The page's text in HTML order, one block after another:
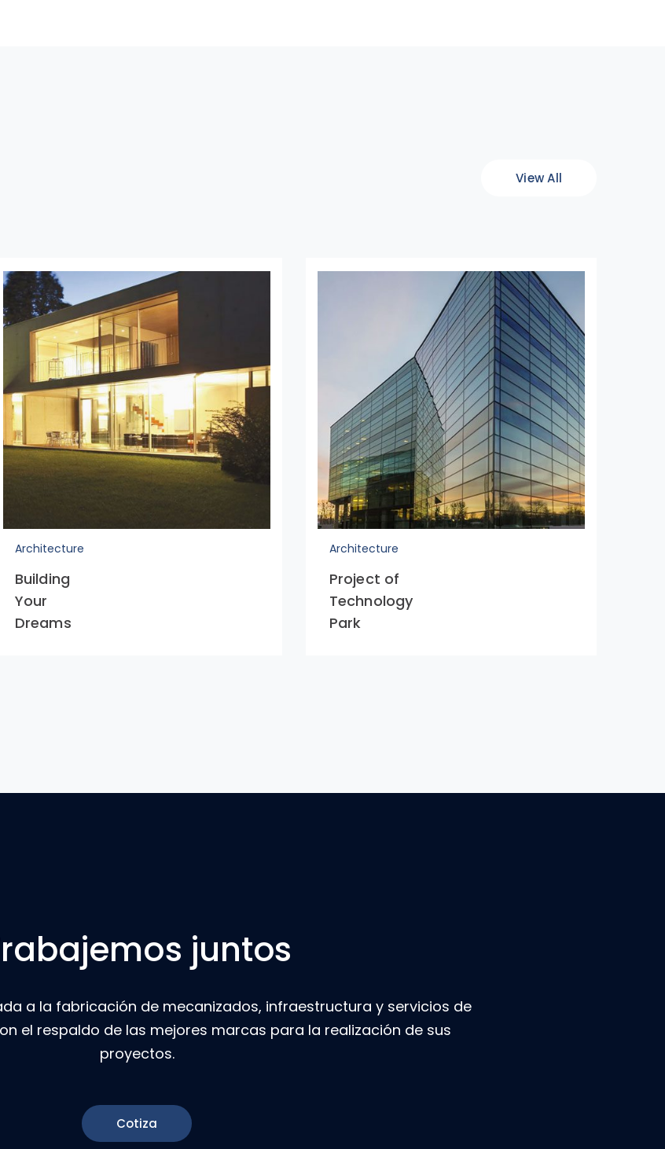
View All
Architecture
Building
Your
Dreams
Architecture
Project of
Technology
Park
juntos
a la fabricación de mecanizados, infraestructura y servicios de
el respaldo de las mejores marcas para la realización de sus
proyectos.
Cotiza